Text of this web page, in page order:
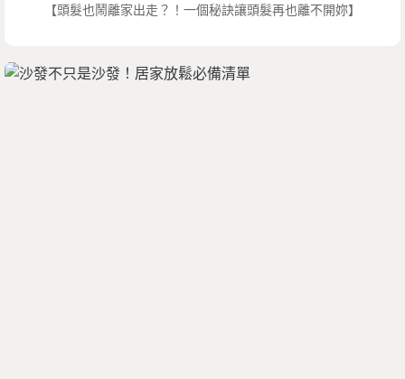
【頭髮也鬧離家出走？！一個秘訣讓頭髮再也離不開妳】